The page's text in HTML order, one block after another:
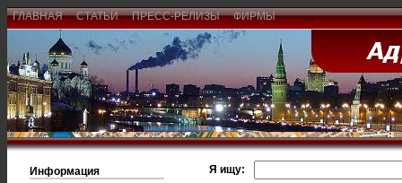
ГЛАВНАЯ СТАТЬИ ПРЕСС-РЕЛИЗЫ ФИРМЫ
Информация
Я ищу: